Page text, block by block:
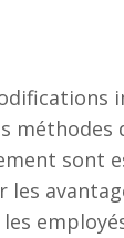
sont